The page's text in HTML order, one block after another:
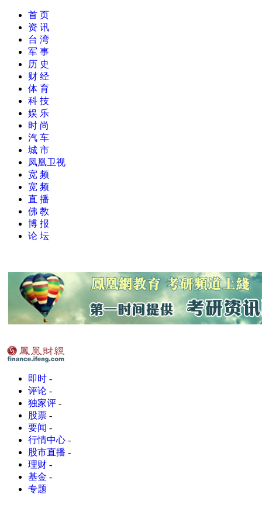
首 页
资 讯
台 湾
军 事
历 史
财 经
体 育
科 技
娱 乐
时 尚
汽 车
城 市
凤凰卫视
宽 频
宽 频
直 播
佛 教
博 报
论 坛
即时 -
评论 -
独家评 -
股票 -
要闻 -
行情中心 -
股市直播 -
理财 -
基金 -
专题